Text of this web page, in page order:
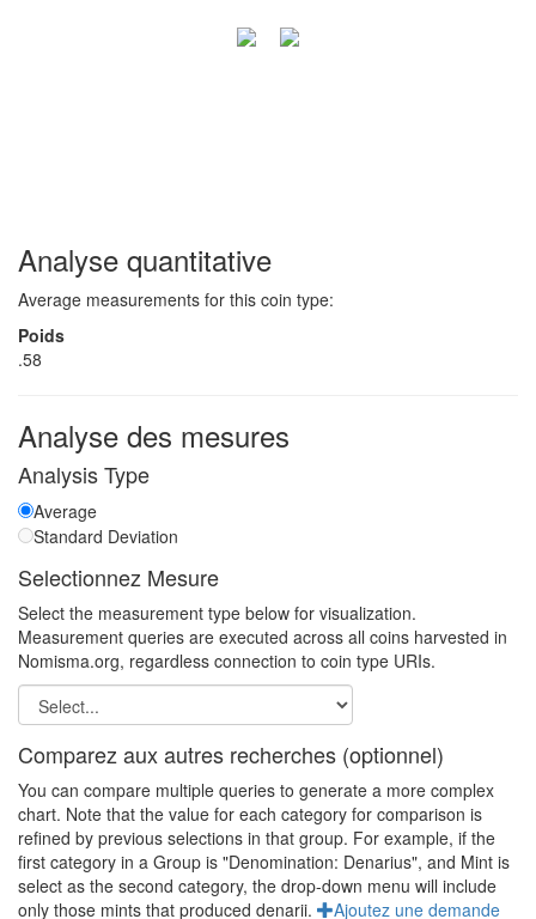
Analyse quantitative
Average measurements for this coin type:
Poids
.58
Analyse des mesures
Analysis Type
Average
Standard Deviation
Selectionnez Mesure
Select the measurement type below for visualization.
Measurement queries are executed across all coins harvested in
Nomisma.org, regardless connection to coin type URIs.
Comparez aux autres recherches (optionnel)
You can compare multiple queries to generate a more complex
chart. Note that the value for each category for comparison is
refined by previous selections in that group. For example, if the
first category in a Group is "Denomination: Denarius", and Mint is
select as the second category, the drop-down menu will include
only those mints that produced denarii.
Ajoutez une demande